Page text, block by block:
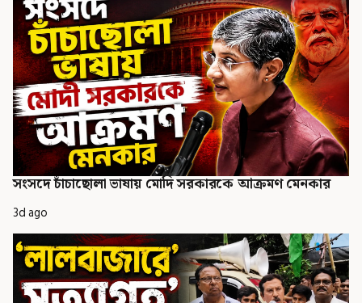
সংসদে চাঁচাছোলা ভাষায় মোদি সরকারকে আক্রমণ মেনকার
3d ago